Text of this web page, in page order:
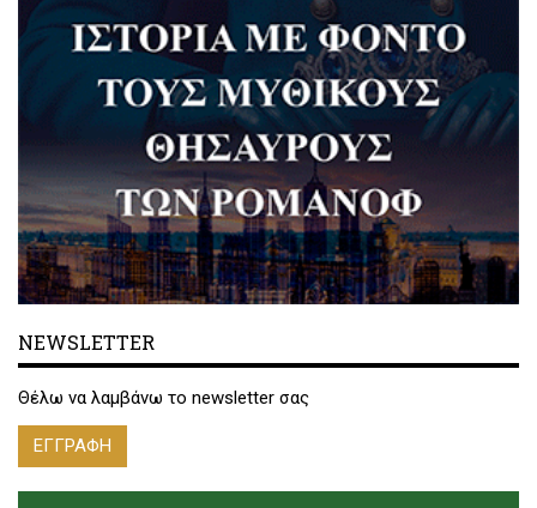
NEWSLETTER
Θέλω να λαμβάνω το newsletter σας
ΕΓΓΡΑΦΗ